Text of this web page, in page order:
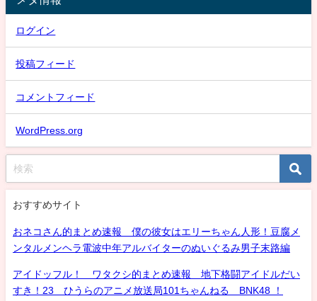
ログイン
投稿フィード
コメントフィード
WordPress.org
おすすめサイト
おネコさん的まとめ速報 僕の彼女はエリーちゃん人形！豆腐メ
ンタルメンヘラ電波中年アルバイターのぬいぐるみ男子末路編
アイドッフル！ ワタクシ的まとめ速報 地下格闘アイドルだい
すき！23 ひうらのアニメ放送局101ちゃんねる BNK48 ！